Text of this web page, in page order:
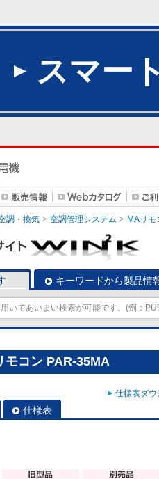
スマー
調・換気 空調管理システム MAリモ
キーワードから製品情
モコン PAR-35MA
仕様表ダ
仕様表